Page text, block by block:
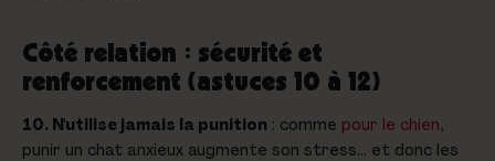
Côté relation : sécurité et
renforcement (astuces 10 à 12)
10. N'utilise jamais la punition : comme pour le chien,
punir un chat anxieux augmente son stress… et donc les